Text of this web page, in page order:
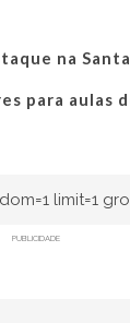
na
para aulas
limit=1
PUBLICIDADE